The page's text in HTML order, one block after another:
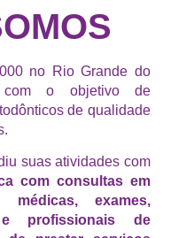
no Rio Grande do
com o objetivo de
de qualidade
suas atividades com
com consultas em
médicas, exames,
profissionais de